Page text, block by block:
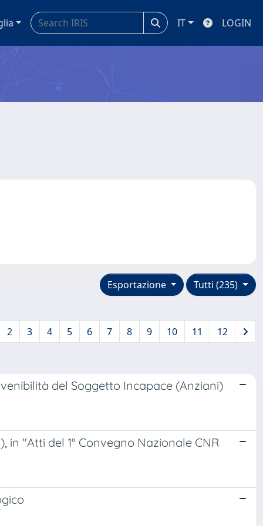
IT LOGIN
Tutti (235)
Esportazione
2 3 4 5 6 7 8 9 10 11 12
del Soggetto Incapace (Anziani)
"Atti del 1° Convegno Nazionale CNR